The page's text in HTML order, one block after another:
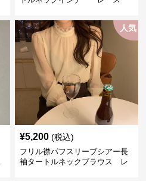
人気
¥5,200 (税込)
フリル襟パフスリーブシアー長
袖タートルネックブラウス レ